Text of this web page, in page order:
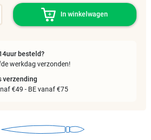
In winkelwagen
besteld?
werkdag verzonden!
verzending
€49 - BE vanaf €75